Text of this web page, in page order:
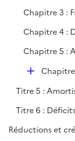
Chapitre 3 :
Chapitre 4 :
Chapitre 5 :
D
p
l
e
Titre 5 :
Titre 6 :
Réductions et